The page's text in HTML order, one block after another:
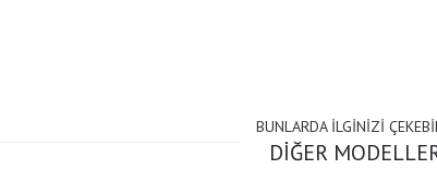
BUNLARDA İLGİNİZİ
DİĞER